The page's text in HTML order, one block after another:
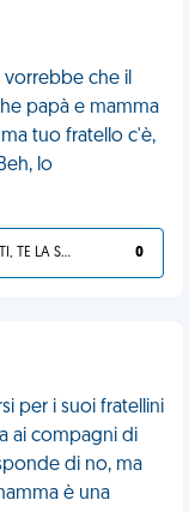
che il
papà e mamma
tuo fratello c'è,
lo
SVEGLIATI, TE LA SEI CERCATA! 0
per i suoi fratellini
ai compagni di
di no, ma
è una